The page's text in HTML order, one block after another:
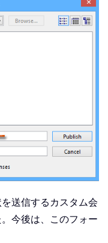
送信するカスタム会
今後は、このフォー